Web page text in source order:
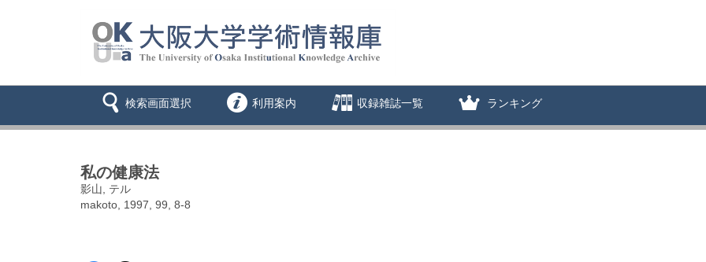
検索画面選択 利用案内 収録雑誌一覧 ランキング
私の健康法
影山, テル
makoto, 1997, 99, 8-8